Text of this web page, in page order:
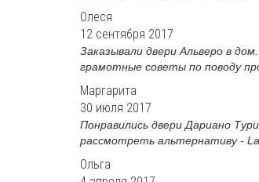
Олеся
12 сентября 2017
Заказывали двери Альверо в
грамотные советы по поводу
Маргарита
30 июля 2017
Понравились двери Дариано
рассмотреть альтернативу -
Ольга